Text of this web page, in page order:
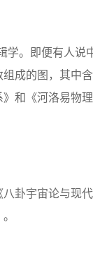
。即便有人说
成的图，其中
和《河洛易物
卦宇宙论与